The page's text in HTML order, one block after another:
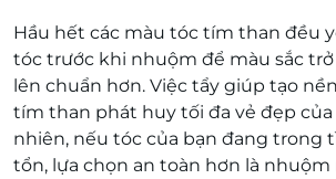
Hầu hết các màu tóc tím than đều
tóc trước khi nhuộm để màu sắc trở
lên chuẩn hơn. Việc tẩy giúp tạo
tím than phát huy tối đa vẻ đẹp của
nhiên, nếu tóc của bạn đang trong
tổn, lựa chọn an toàn hơn là